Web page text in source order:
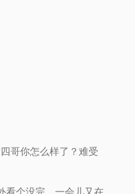
哥你怎么样了？难受
看个没完，一会儿又在